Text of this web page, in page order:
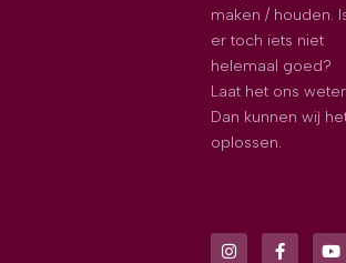
maken / houden.
er toch iets niet
helemaal goed?
Laat het ons
Dan kunnen wij
oplossen.